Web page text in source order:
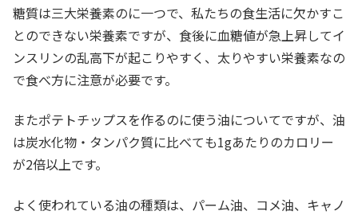
糖質は三大栄養素のに一つで、私たちの食生活に欠かすこ
とのできない栄養素ですが、食後に血糖値が急上昇してイ
ンスリンの乱高下が起こりやすく、太りやすい栄養素なの
で食べ方に注意が必要です。
またポテトチップスを作るのに使う油についてですが、油
は炭水化物・タンパク質に比べても1gあたりのカロリー
が2倍以上です。
よく使われている油の種類は、パーム油、コメ油、キャノ